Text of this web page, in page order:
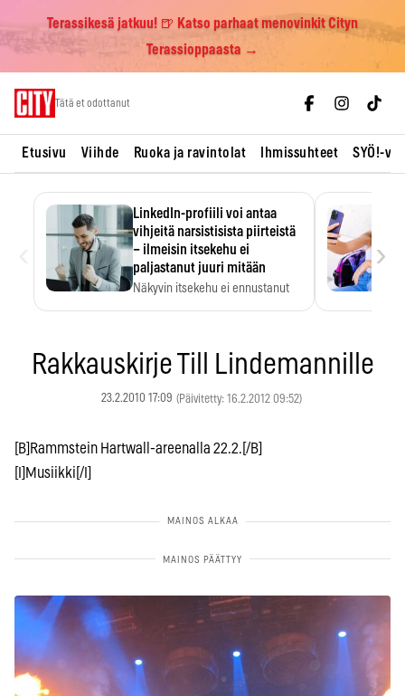
Terassikesä jatkuu! 🍺 Katso parhaat menovinkit Cityn
Terassioppaasta →
Tätä et odottanut
Etusivu Viihde Ruoka ja ravintolat Ihmissuhteet SYÖ!-
LinkedIn-profiili voi antaa
vihjeitä narsistisista piirteistä
– ilmeisin itsekehu ei
paljastanut juuri mitään
Näkyvin itsekehu ei ennustanut
›
Rakkauskirje Till Lindemannille
23.2.2010 17:09 (Päivitetty: 16.2.2012 09:52)
[B]Rammstein Hartwall-areenalla 22.2.[/B]
[I]Musiikki[/I]